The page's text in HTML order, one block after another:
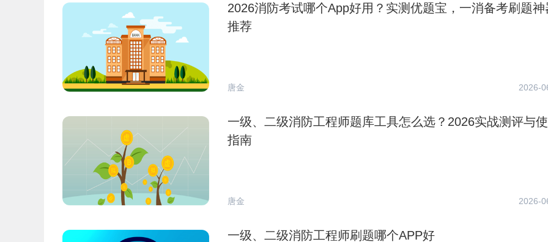
2026消防考试哪个App好用？实测优题宝，一消备考刷题神
推荐
唐金 2026-
一级、二级消防工程师题库工具怎么选？2026实战测评与
指南
唐金 2026-
一级、二级消防工程师刷题哪个APP好